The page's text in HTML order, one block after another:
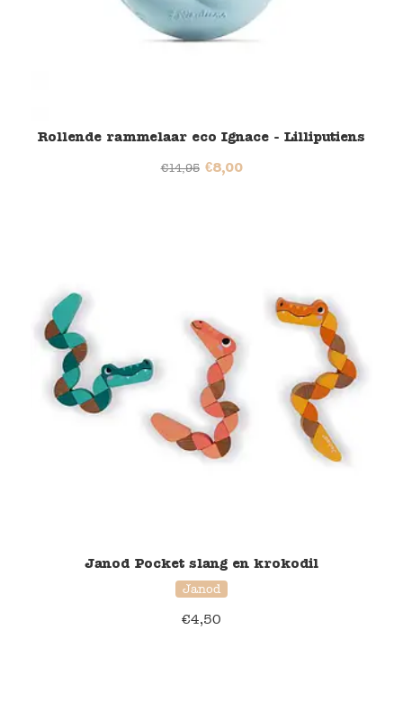
Rollende rammelaar eco Ignace - Lilliputiens
€14,95 €8,00
Janod Pocket slang en krokodil
Janod
€4,50